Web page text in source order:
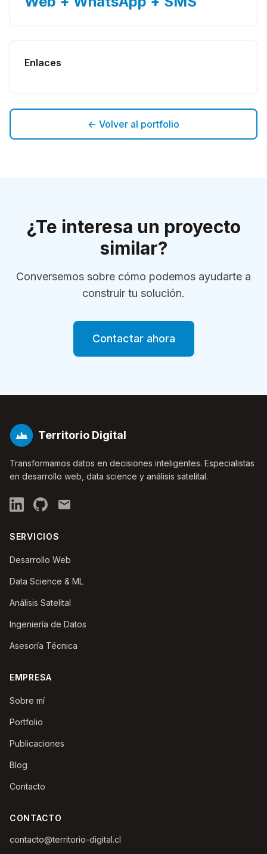
Enlaces
← Volver al portfolio
¿Te interesa un proyecto
similar?
Conversemos sobre cómo podemos ayudarte a
construir tu solución.
Contactar ahora
Territorio Digital
Transformamos datos en decisiones inteligentes. Especialistas
en desarrollo web, data science y análisis satelital.
SERVICIOS
Desarrollo Web
Data Science & ML
Análisis Satelital
Ingeniería de Datos
Asesoría Técnica
EMPRESA
Sobre mí
Portfolio
Publicaciones
Blog
Contacto
CONTACTO
contacto@territorio-digital.cl